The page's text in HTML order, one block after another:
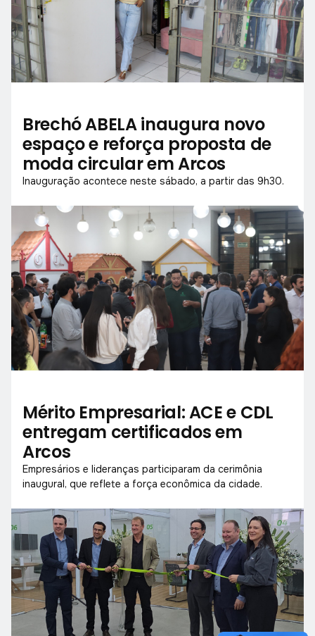
Brechó ABELA inaugura novo
espaço e reforça proposta de
moda circular em Arcos
Inauguração acontece neste sábado, a partir das 9h30.
Mérito Empresarial: ACE e CDL
entregam certificados em
Arcos
Empresários e lideranças participaram da cerimônia
inaugural, que reflete a força econômica da cidade.